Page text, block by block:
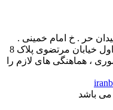
حر . خ امام خمینی .
خیابان کمالی . خیابان اسکندری جنوبی اول خیابان مرتضوی پلاک 8
، هماهنگی های لازم را
باشد